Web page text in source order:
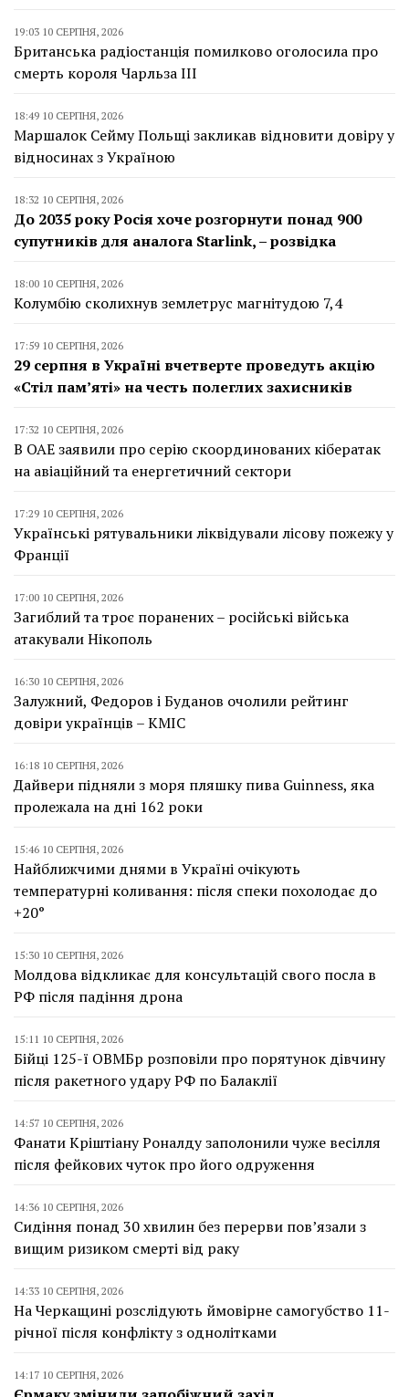
19:03 10 СЕРПНЯ, 2026
Британська радіостанція помилково оголосила про
смерть короля Чарльза III
18:49 10 СЕРПНЯ, 2026
Маршалок Сейму Польщі закликав відновити довіру у
відносинах з Україною
18:32 10 СЕРПНЯ, 2026
До 2035 року Росія хоче розгорнути понад 900
супутників для аналога Starlink, – розвідка
18:00 10 СЕРПНЯ, 2026
Колумбію сколихнув землетрус магнітудою 7,4
17:59 10 СЕРПНЯ, 2026
29 серпня в Україні вчетверте проведуть акцію
«Стіл пам’яті» на честь полеглих захисників
17:32 10 СЕРПНЯ, 2026
В ОАЕ заявили про серію скоординованих кібератак
на авіаційний та енергетичний сектори
17:29 10 СЕРПНЯ, 2026
Українські рятувальники ліквідували лісову пожежу у
Франції
17:00 10 СЕРПНЯ, 2026
Загиблий та троє поранених – російські війська
атакували Нікополь
16:30 10 СЕРПНЯ, 2026
Залужний, Федоров і Буданов очолили рейтинг
довіри українців – КМІС
16:18 10 СЕРПНЯ, 2026
Дайвери підняли з моря пляшку пива Guinness, яка
пролежала на дні 162 роки
15:46 10 СЕРПНЯ, 2026
Найближчими днями в Україні очікують
температурні коливання: після спеки похолодає до
+20°
15:30 10 СЕРПНЯ, 2026
Молдова відкликає для консультацій свого посла в
РФ після падіння дрона
15:11 10 СЕРПНЯ, 2026
Бійці 125-ї ОВМБр розповіли про порятунок дівчину
після ракетного удару РФ по Балаклії
14:57 10 СЕРПНЯ, 2026
Фанати Кріштіану Роналду заполонили чуже весілля
після фейкових чуток про його одруження
14:36 10 СЕРПНЯ, 2026
Сидіння понад 30 хвилин без перерви пов’язали з
вищим ризиком смерті від раку
14:33 10 СЕРПНЯ, 2026
На Черкащині розслідують ймовірне самогубство 11-
річної після конфлікту з однолітками
14:17 10 СЕРПНЯ, 2026